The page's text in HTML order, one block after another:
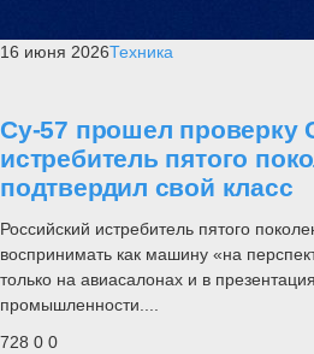
16 июня 2026Техника
Су-57 прошел проверку
истребитель пятого
подтвердил свой класс
Российский истребитель пятого
воспринимать как машину «на
только на авиасалонах и в
промышленности....
728 0 0